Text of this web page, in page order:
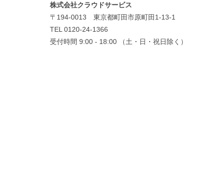
株式会社クラウドサービス
〒194-0013 東京都町田市原町田1-13-1
TEL 0120-24-1366
受付時間 9:00 - 18:00 （土・日・祝日除く）